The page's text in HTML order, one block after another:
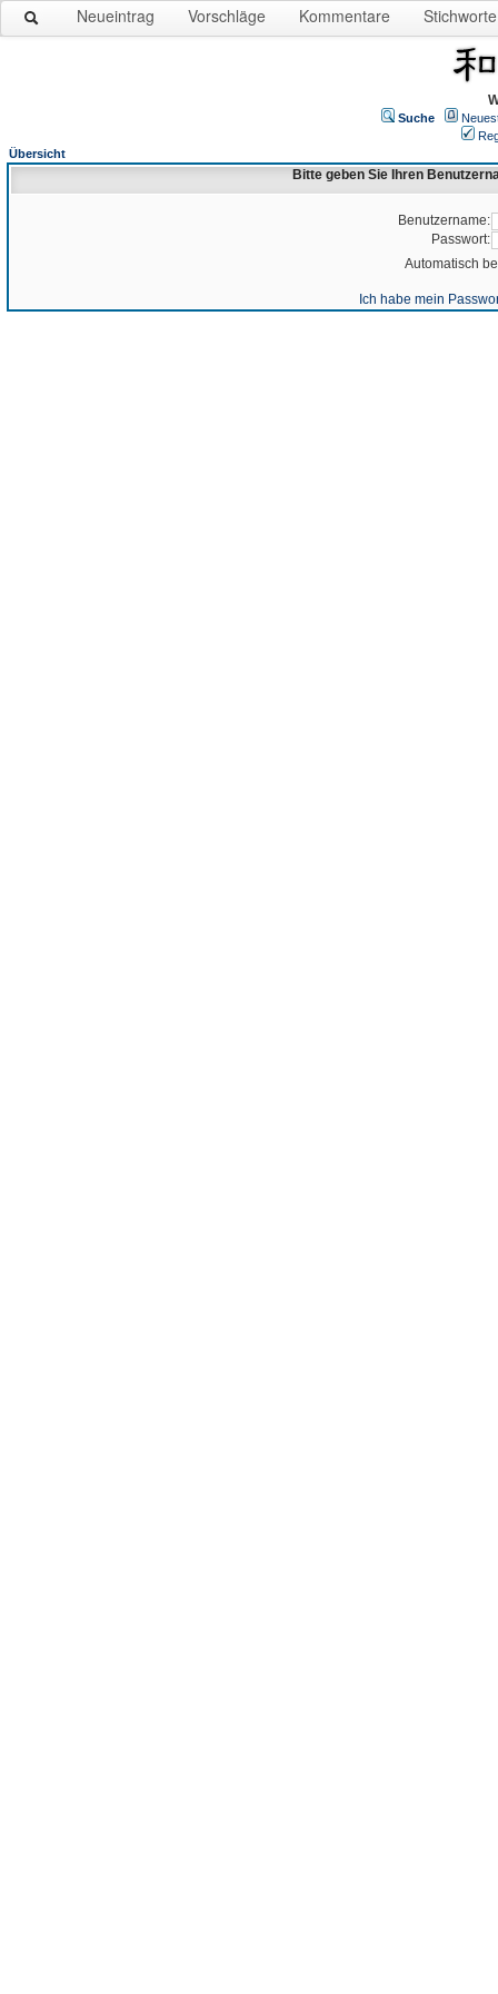
Neueintrag Vorschläge Kommentare Stichworte
Suche
Übersicht
Bitte geben Sie Ihren
Benutzername:
Passwort:
Automatisch
Ich habe mein